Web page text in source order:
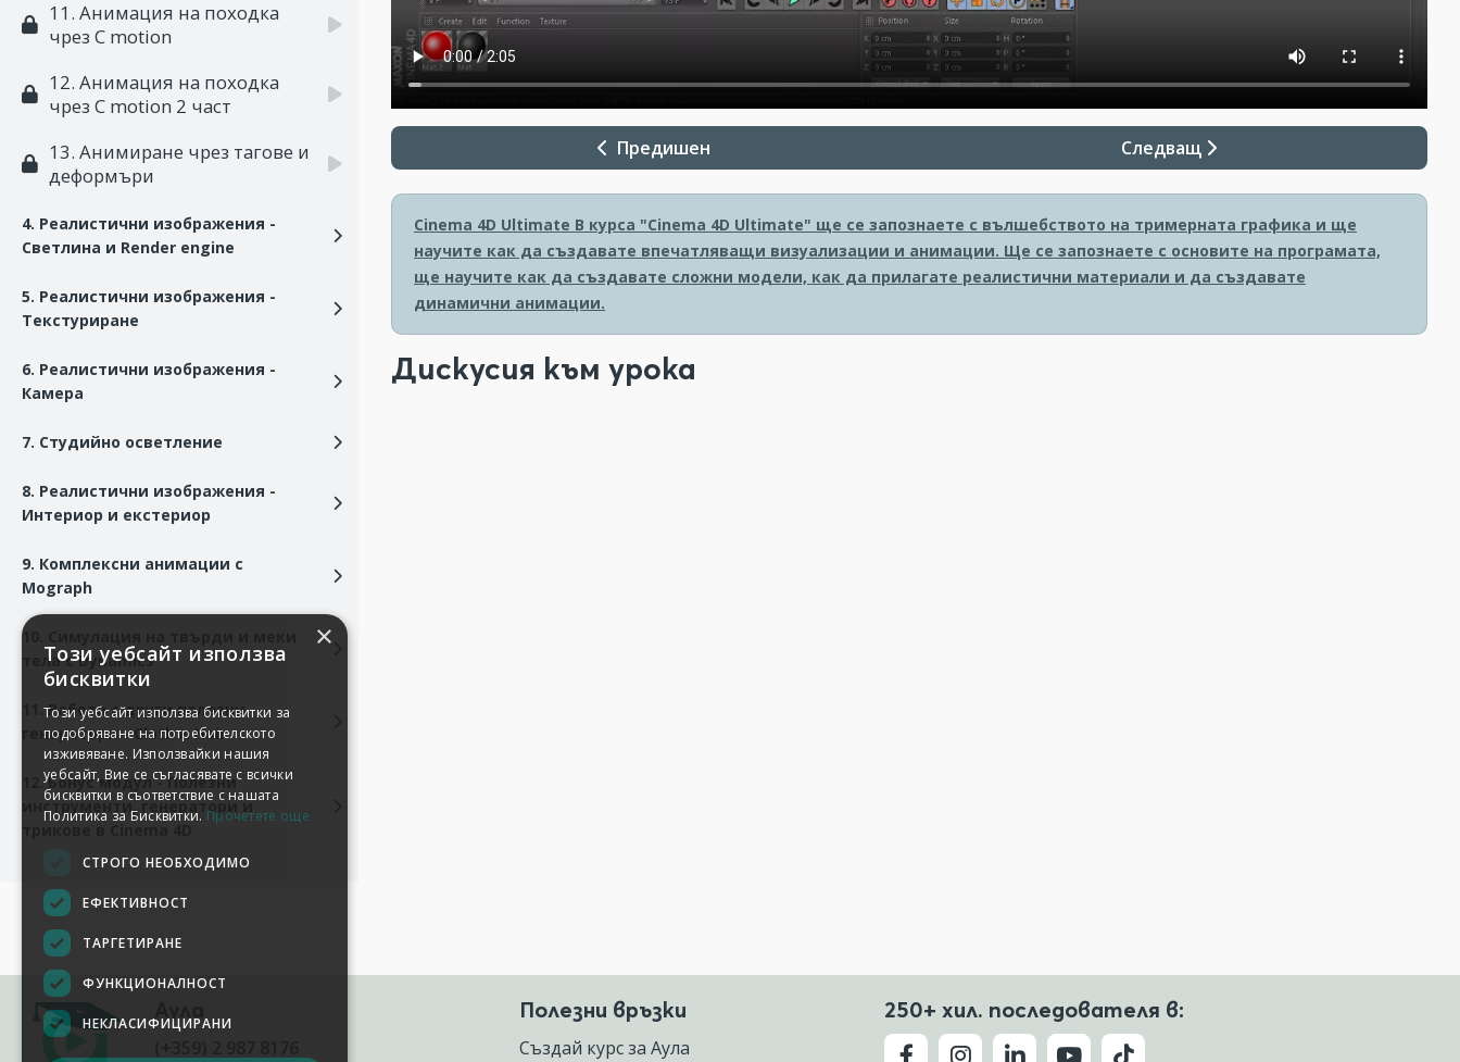
11. Анимация на походка
чрез C motion
12. Анимация на походка
чрез C motion 2 част
13. Анимиране чрез тагове и
деформъри
4. Реалистични изображения -
Светлина и Render engine
5. Реалистични изображения -
Текстуриране
6. Реалистични изображения -
Камера
7. Студийно осветление
8. Реалистични изображения -
Интериор и екстериор
9. Комплексни анимации с
Mograph
10. Симулация на твърди и меки
тела с Dynamics
11. Работа с други полезни
генератори - Cloth и Hair
12. Бонус модул - Полезни
инструменти, генератори и
Предишен Следващ
Cinema 4D Ultimate В курса "Cinema 4D Ultimate" ще се запознаете с вълшебството на тримерната графика и ще
научите как да създавате впечатляващи визуализации и анимации. Ще се запознаете с основите на програмата,
ще научите как да създавате сложни модели, как да прилагате реалистични материали и да създавате
динамични анимации.
Дискусия към урока
Полезни връзки
Създай курс за Аула
250+ хил. последователя в:
×
Този уебсайт използва
бисквитки
Този уебсайт използва бисквитки за
подобряване на потребителското
изживяване. Използвайки нашия
уебсайт, Вие се съгласявате с всички
бисквитки в съответствие с нашата
Политика за Бисквитки. Прочетете още
СТРОГО НЕОБХОДИМО
ЕФЕКТИВНОСТ
ТАРГЕТИРАНЕ
ФУНКЦИОНАЛНОСТ
НЕКЛАСИФИЦИРАНИ